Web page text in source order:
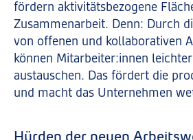
fördern aktivitätsbezogene
Zusammenarbeit. Denn: Durch
von offenen und kollaborativen
können Mitarbeiter:innen
austauschen. Das fördert die
und macht das Unternehmen